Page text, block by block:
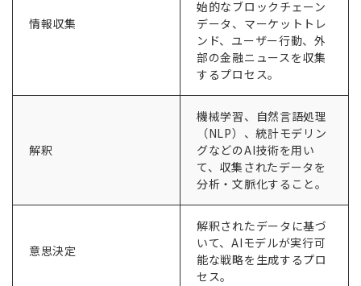
情報収集
始的なブロックチェーン
データ、マーケットトレ
ンド、ユーザー行動、外
部の金融ニュースを収集
するプロセス。
解釈
機械学習、自然言語処理
（NLP）、統計モデリン
グなどのAI技術を用い
て、収集されたデータを
分析・文脈化すること。
意思決定
解釈されたデータに基づ
いて、AIモデルが実行可
能な戦略を生成するプロ
セス。